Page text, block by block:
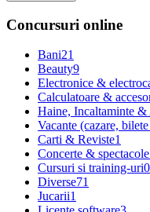
Concursuri online
Bani21
Beauty9
Electronice &
Calculatoare &
Haine, Incaltaminte &
Vacante (cazare,
Carti & Reviste1
Concerte & spectacole
Cursuri si training-uri0
Diverse71
Jucarii1